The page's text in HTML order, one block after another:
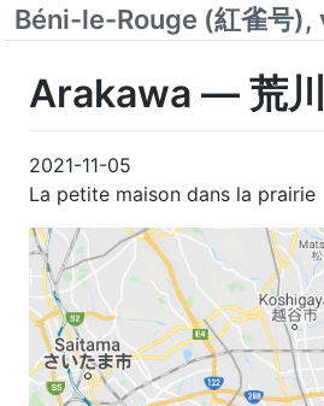
Béni-le-Rouge (紅雀号
Arakawa — 荒川
2021-11-05
La petite maison dans la prairie